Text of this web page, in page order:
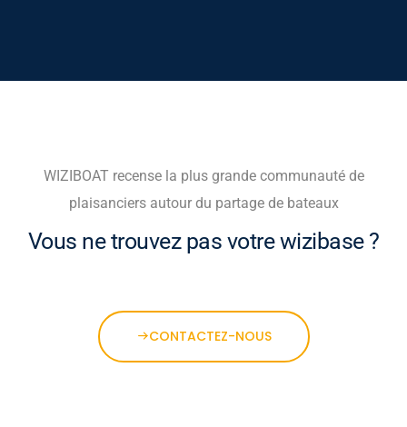
WIZIBOAT recense la plus grande communauté de
plaisanciers autour du partage de bateaux
Vous ne trouvez pas votre wizibase ?
CONTACTEZ-NOUS